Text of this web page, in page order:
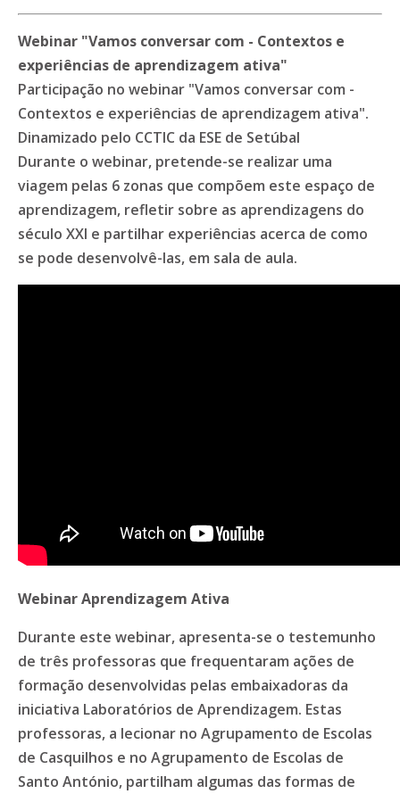
Webinar "Vamos conversar com - Contextos e
experiências de aprendizagem ativa"
Participação no webinar "Vamos conversar com -
Contextos e experiências de aprendizagem ativa".
Dinamizado pelo CCTIC da ESE de Setúbal
Durante o webinar, pretende-se realizar uma
viagem pelas 6 zonas que compõem este espaço de
aprendizagem, refletir sobre as aprendizagens do
século XXI e partilhar experiências acerca de como
se pode desenvolvê-las, em sala de aula.
Webinar Aprendizagem Ativa
Durante este webinar, apresenta-se o testemunho
de três professoras que frequentaram ações de
formação desenvolvidas pelas embaixadoras da
iniciativa Laboratórios de Aprendizagem. Estas
professoras, a lecionar no Agrupamento de Escolas
de Casquilhos e no Agrupamento de Escolas de
Santo António, partilham algumas das formas de